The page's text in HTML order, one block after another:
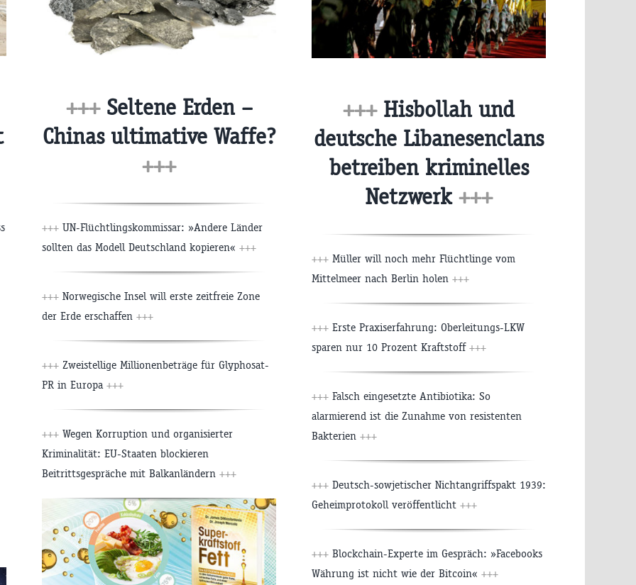
+++Seltene Erden –
Chinas ultimative Waffe?
+++
+++ UN-Flüchtlingskommissar: »Andere Länder
sollten das Modell Deutschland kopieren« +++
+++ Norwegische Insel will erste zeitfreie Zone
der Erde erschaffen +++
+++ Zweistellige Millionenbeträge für Glyphosat-
PR in Europa +++
+++ Wegen Korruption und organisierter
Kriminalität: EU-Staaten blockieren
Beitrittsgespräche mit Balkanländern +++
+++Hisbollah und
deutsche Libanesenclans
betreiben kriminelles
Netzwerk +++
+++ Müller will noch mehr Flüchtlinge vom
Mittelmeer nach Berlin holen +++
+++ Erste Praxiserfahrung: Oberleitungs-LKW
sparen nur 10 Prozent Kraftstoff +++
+++ Falsch eingesetzte Antibiotika: So
alarmierend ist die Zunahme von resistenten
Bakterien +++
+++ Deutsch-sowjetischer Nichtangriffspakt 1939:
Geheimprotokoll veröffentlicht +++
+++ Blockchain-Experte im Gespräch: »Facebooks
Währung ist nicht wie der Bitcoin« +++